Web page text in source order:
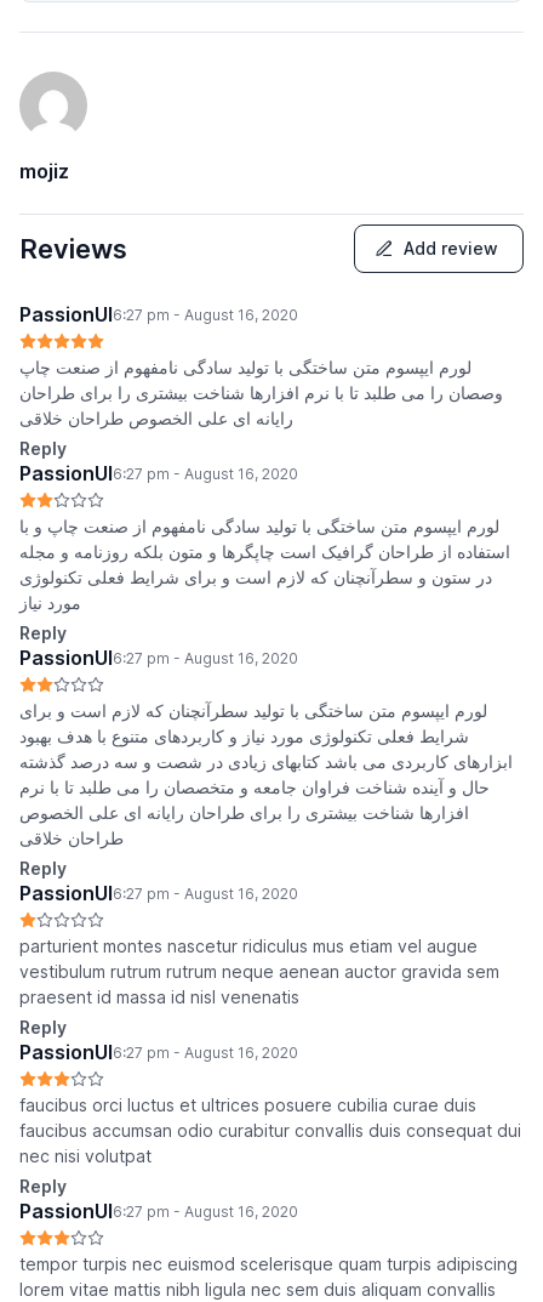
mojiz
Reviews Add review
PassionUI6:27 pm - August 16, 2020
لورم ایپسوم متن ساختگی با تولید سادگی نامفهوم از صنعت چاپ
وصصان را می طلبد تا با نرم افزارها شناخت بیشتری را برای طراحان
رایانه ای علی الخصوص طراحان خلاقی
Reply
PassionUI6:27 pm - August 16, 2020
لورم ایپسوم متن ساختگی با تولید سادگی نامفهوم از صنعت چاپ و با
استفاده از طراحان گرافیک است چاپگرها و متون بلکه روزنامه و مجله
در ستون و سطرآنچنان که لازم است و برای شرایط فعلی تکنولوژی
مورد نیاز
Reply
PassionUI6:27 pm - August 16, 2020
لورم ایپسوم متن ساختگی با تولید سطرآنچنان که لازم است و برای
شرایط فعلی تکنولوژی مورد نیاز و کاربردهای متنوع با هدف بهبود
ابزارهای کاربردی می باشد کتابهای زیادی در شصت و سه درصد گذشته
حال و آینده شناخت فراوان جامعه و متخصصان را می طلبد تا با نرم
افزارها شناخت بیشتری را برای طراحان رایانه ای علی الخصوص
طراحان خلاقی
Reply
PassionUI6:27 pm - August 16, 2020
parturient montes nascetur ridiculus mus etiam vel augue
vestibulum rutrum rutrum neque aenean auctor gravida sem
praesent id massa id nisl venenatis
Reply
PassionUI6:27 pm - August 16, 2020
faucibus orci luctus et ultrices posuere cubilia curae duis
faucibus accumsan odio curabitur convallis duis consequat dui
nec nisi volutpat
Reply
PassionUI6:27 pm - August 16, 2020
tempor turpis nec euismod scelerisque quam turpis adipiscing
lorem vitae mattis nibh ligula nec sem duis aliquam convallis